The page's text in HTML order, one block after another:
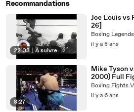
Recommandations
22:03 | À suivre
Joe Louis vs
26]
Boxing Legends
il y a 8 ans
8:27
Mike Tyson
2000) Full
Boxing Fights
il y a 6 ans